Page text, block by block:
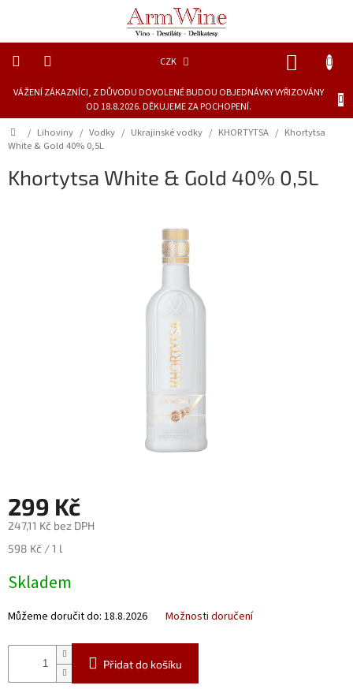
VÁŽENÍ ZÁKAZNÍCI, Z DŮVODU DOVOLENÉ BUDOU OBJEDNÁVKY VYŘIZOVÁNY
OD 18.8.2026. DĚKUJEME ZA POCHOPENÍ.
CZK
Novinky
Dárkové
láhve
Lihoviny
limitované
láhve
Měna
Domů
/ Lihoviny / Vodky / Ukrajinské vodky / KHORTYTSA / Khortytsa
White & Gold 40% 0,5L
Khortytsa White & Gold 40% 0,5L
299 Kč
247,11 Kč bez DPH
Měrná
598 Kč / 1 l
Skladem
Můžeme doručit do: 18.8.2026 Možnosti doručení
Přidat do košíku